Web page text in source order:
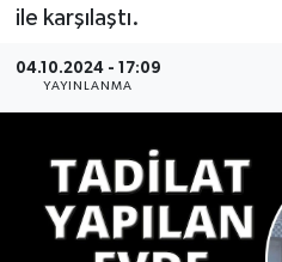
ile karşılaştı.
04.10.2024 - 17:09
YAYINLANMA
Programlar
SPOR
YAŞAM